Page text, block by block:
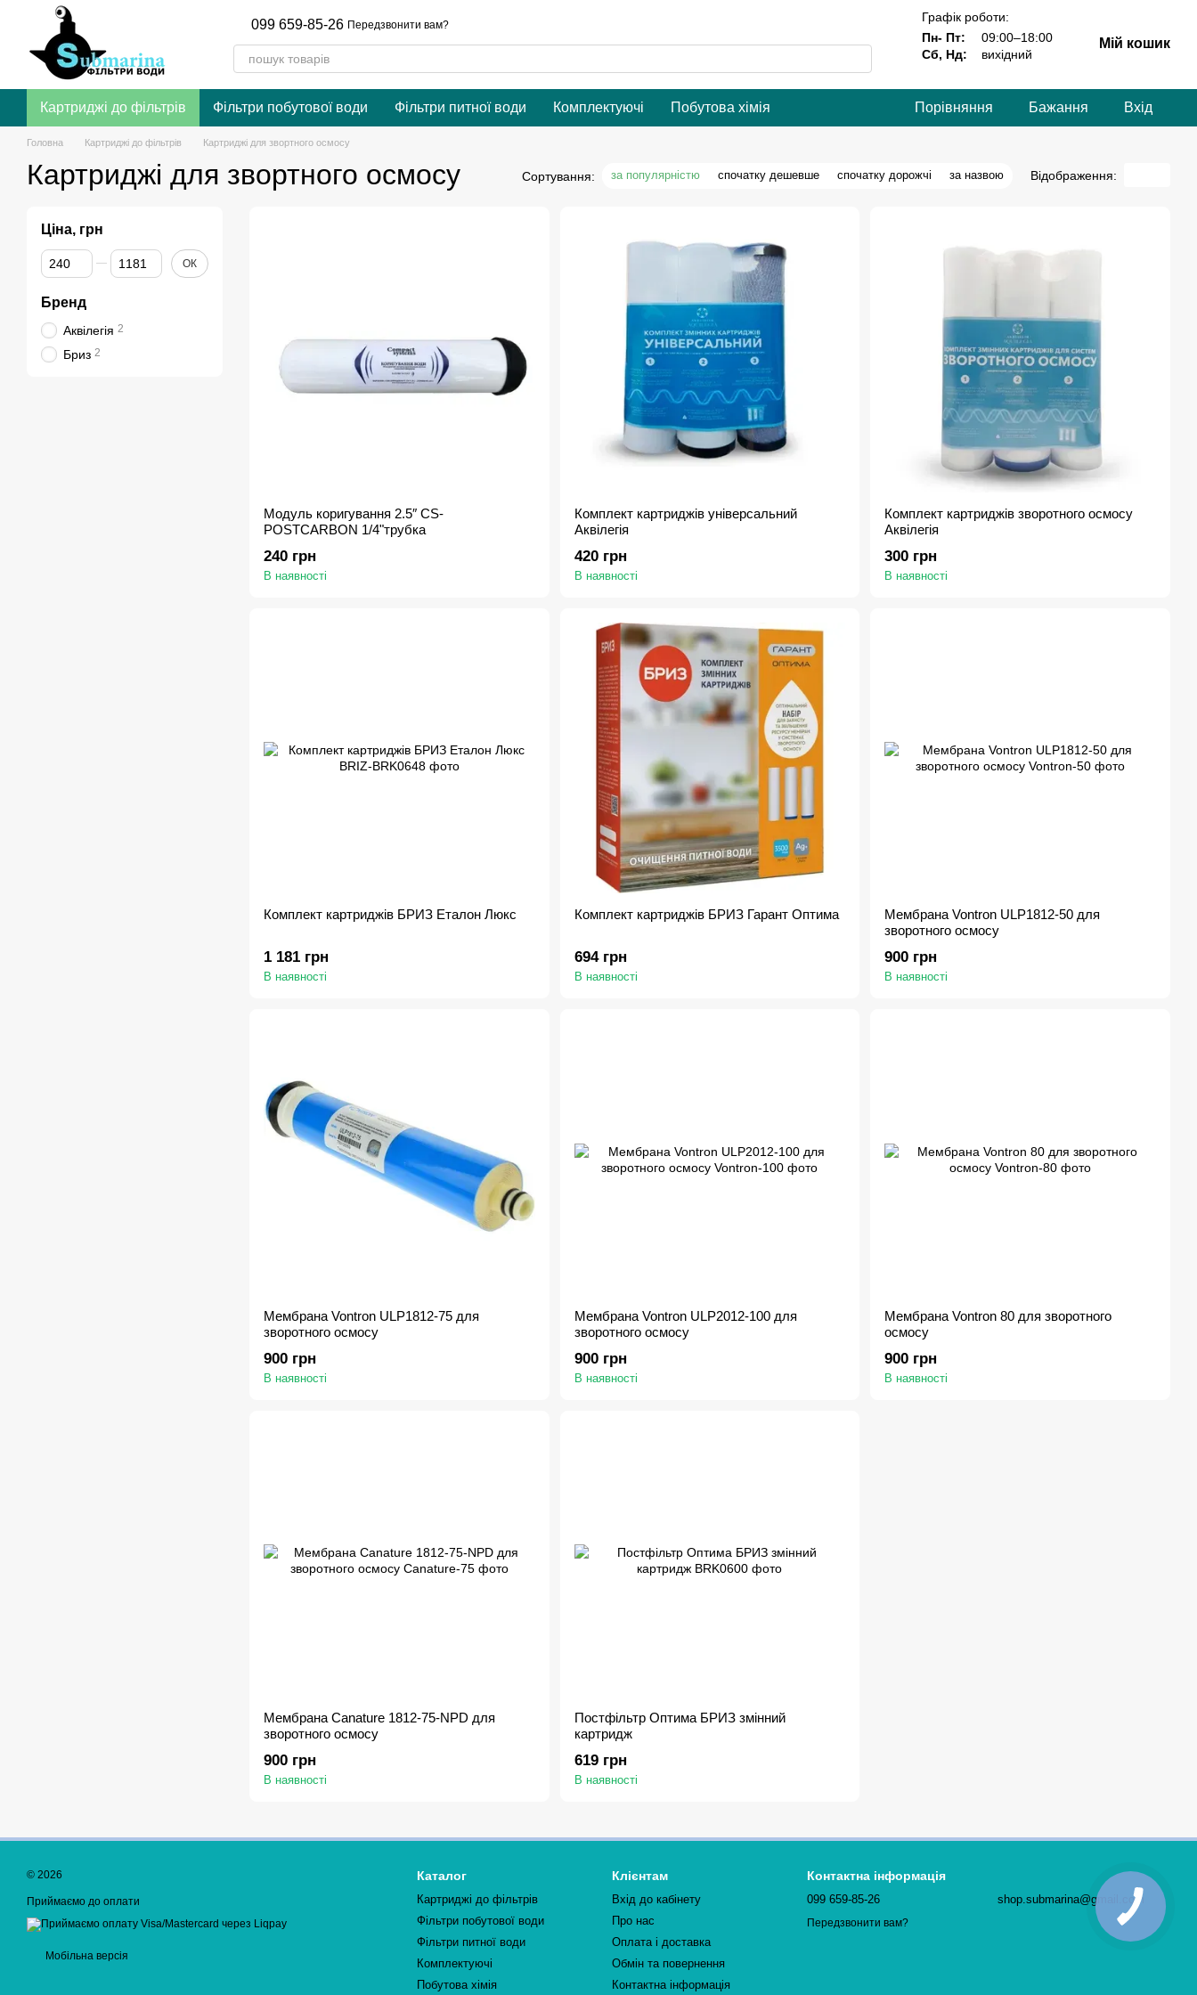
Перейти до основного контенту
099 659-85-26 Передзвонити вам?
Графік роботи:
Пн- Пт:
09:00–18:00
Сб, Нд:
вихідний
Мій кошик
Картриджі до фільтрів Фільтри побутової води Фільтри питної води Комплектуючі Побутова хімія Порівняння Бажання Вхід
Головна Картриджі до фільтрів Картриджі для звортного осмосу
Картриджі для звортного осмосу Сортування: за популярністю спочатку дешевше спочатку дорожчі за назвою Відображення:
Модуль коригування 2.5″ CS-
POSTCARBON 1/4"трубка
240 грн
В наявності
Комплект картриджів універсальний
Аквілегія
420 грн
В наявності
Комплект картриджів зворотного осмосу
Аквілегія
300 грн
В наявності
Комплект картриджів БРИЗ Еталон Люкс
1 181 грн
В наявності
Комплект картриджів БРИЗ Гарант Оптима
694 грн
В наявності
Мембрана Vontron ULP1812-50 для
зворотного осмосу
900 грн
В наявності
Мембрана Vontron ULP1812-75 для
зворотного осмосу
900 грн
В наявності
Мембрана Vontron ULP2012-100 для
зворотного осмосу
900 грн
В наявності
Мембрана Vontron 80 для зворотного
осмосу
900 грн
В наявності
Мембрана Canature 1812-75-NPD для
зворотного осмосу
900 грн
В наявності
Постфільтр Оптима БРИЗ змінний
картридж
619 грн
В наявності
Ціна, грн
Від Ціна, грн
До Ціна, грн ОК
Бренд
Аквілегія 2
Бриз 2
© 2026
Приймаємо до оплати
Мобільна версія
Каталог
Картриджі до фільтрів
Фільтри побутової води
Фільтри питної води
Комплектуючі
Побутова хімія
Клієнтам
Вхід до кабінету
Про нас
Оплата і доставка
Обмін та повернення
Контактна інформація
Контактна інформація
099 659-85-26
Передзвонити вам?
shop.submarina@gmail.com